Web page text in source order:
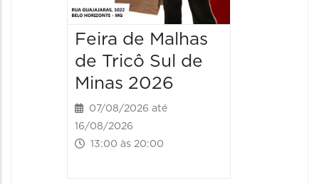
Feira de Malhas
de Tricô Sul de
Minas 2026
07/08/2026 até
16/08/2026
13:00 às 20:00